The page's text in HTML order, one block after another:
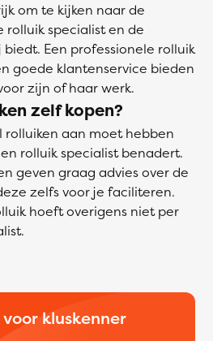
om te kijken naar de
rolluik specialist en de
Een professionele rolluik
goede klantenservice bieden
zijn of haar werk.
zelf kopen?
rolluiken aan moet hebben
rolluik specialist benadert.
geven graag advies over de
zelfs voor je faciliteren.
hoeft overigens niet per
kluskenner